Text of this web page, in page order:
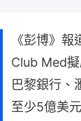
《彭博》
Club Med
巴黎銀行、
至少5億美